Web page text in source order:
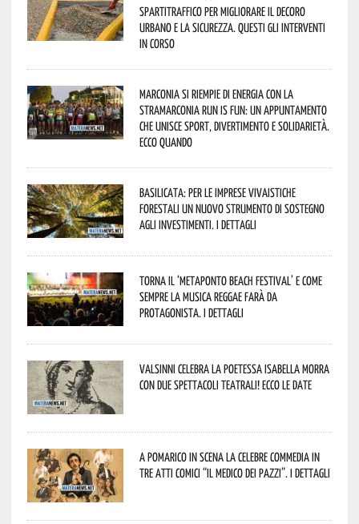
spartitraffico per migliorare il decoro
urbano e la sicurezza. Questi gli interventi
in corso
Marconia si riempie di energia con la
StraMarconia Run is Fun: un appuntamento
che unisce sport, divertimento e solidarietà.
Ecco quando
Basilicata: per le imprese vivaistiche
forestali un nuovo strumento di sostegno
agli investimenti. I dettagli
Torna il ‘Metaponto beach festival’ e come
sempre la musica reggae farà da
protagonista. I dettagli
Valsinni celebra la poetessa Isabella Morra
con due spettacoli teatrali! Ecco le date
A Pomarico in scena la celebre commedia in
tre atti comici “Il medico dei pazzi”. I dettagli